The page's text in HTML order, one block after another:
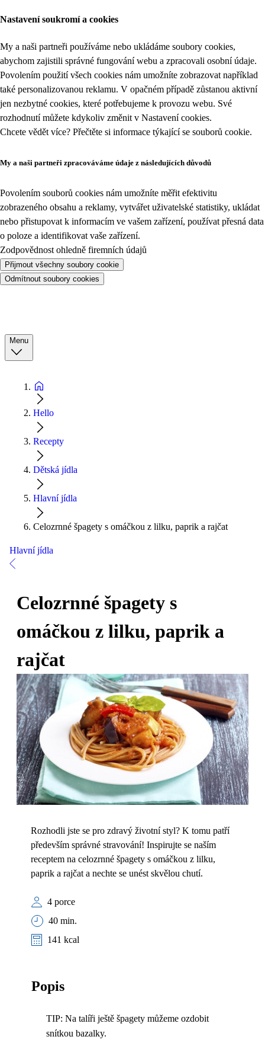
Nastavení soukromí a cookies
My a naši partneři používáme nebo ukládáme soubory cookies,
abychom zajistili správné fungování webu a zpracovali osobní údaje.
Povolením použití všech cookies nám umožníte zobrazovat například
také personalizovanou reklamu. V opačném případě zůstanou aktivní
jen nezbytné cookies, které potřebujeme k provozu webu. Své
rozhodnutí můžete kdykoliv změnit v Nastavení cookies.
Chcete vědět více? Přečtěte si informace týkající se souborů cookie.
My a naši partneři zpracováváme údaje z následujících důvodů
Povolením souborů cookies nám umožníte měřit efektivitu
zobrazeného obsahu a reklamy, vytvářet uživatelské statistiky, ukládat
nebo přistupovat k informacím ve vašem zařízení, používat přesná data
o poloze a identifikovat vaše zařízení.
Zodpovědnost ohledně firemních údajů
Přijmout všechny soubory cookie
Odmítnout soubory cookies
Menu
Hello
Recepty
Dětská jídla
Hlavní jídla
Celozrnné špagety s omáčkou z lilku, paprik a rajčat
Hlavní jídla
Celozrnné špagety s
omáčkou z lilku, paprik a
rajčat
Rozhodli jste se pro zdravý životní styl? K tomu patří
především správné stravování! Inspirujte se naším
receptem na celozrnné špagety s omáčkou z lilku,
paprik a rajčat a nechte se unést skvělou chutí.
4 porce
40 min.
141 kcal
Popis
TIP: Na talíři ještě špagety můžeme ozdobit
snítkou bazalky.